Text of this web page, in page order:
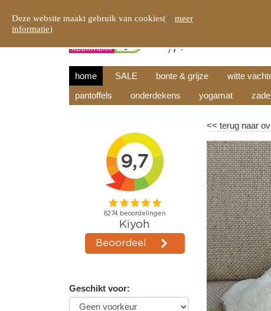
home SALE bonte & grijze witte
pantoffels
onderdekens yogamat
Geschikt voor:
<<terug naar
Deze website maakt gebruik van cookies(
meer
informatie)